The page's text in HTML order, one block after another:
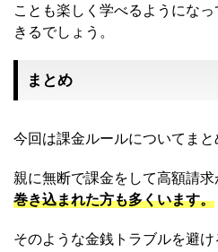
ことも楽しく学べるようにな
きるでしょう。
まとめ
今回は課金ルールについてまと
親に無断で課金をして高額請求
巻き込まれた方も多くいます。
そのような金銭トラブルを避